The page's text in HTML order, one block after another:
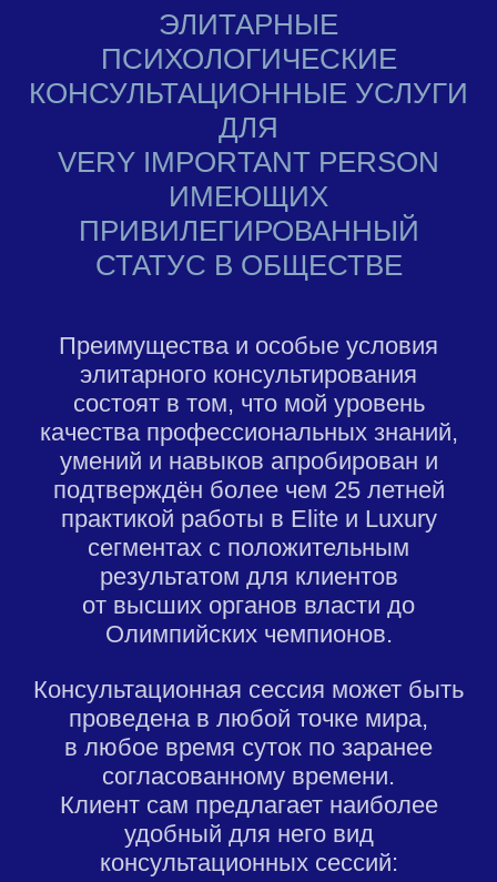
ЭЛИТАРНЫЕ
ПСИХОЛОГИЧЕСКИЕ
КОНСУЛЬТАЦИОННЫЕ УСЛУГИ
ДЛЯ
VERY IMPORTANT PERSON
ИМЕЮЩИХ
ПРИВИЛЕГИРОВАННЫЙ
СТАТУС В ОБЩЕСТВЕ
Преимущества и особые условия
элитарного консультирования
состоят в том, что мой уровень
качества профессиональных знаний,
умений и навыков апробирован и
подтверждён более чем 25 летней
практикой работы в Elite и Luxury
сегментах с положительным
результатом для клиентов
от высших органов власти до
Олимпийских чемпионов.
Консультационная сессия может быть
проведена в любой точке мира,
в любое время суток по заранее
согласованному времени.
Клиент сам предлагает наиболее
удобный для него вид
консультационных сессий: